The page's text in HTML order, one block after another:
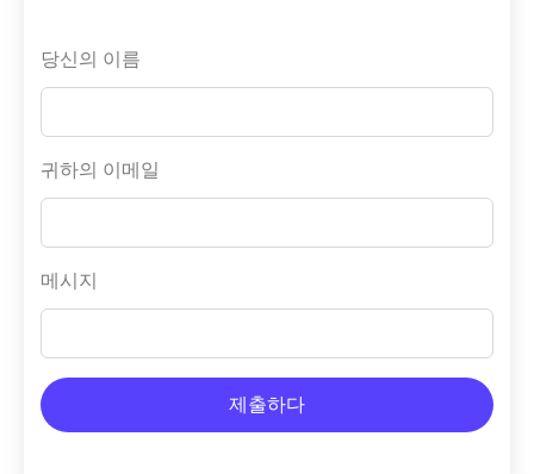
당신의 이름
귀하의 이메일
메시지
제출하다